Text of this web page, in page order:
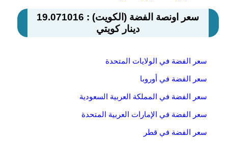
سعر اونصة الفضة (الكويت) : 19.071016
دينار كويتي
سعر الفضة في الولايات المتحدة
سعر الفضة في أوروبا
سعر الفضة في المملكة العربية السعودية
سعر الفضة في الإمارات العربية المتحدة
سعر الفضة في قطر